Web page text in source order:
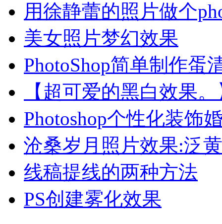
用徐静蕾的照片做个
美女照片梦幻效果
PhotoShop简单制作蛋
【超可爱的黑白效果
Photoshop个性化装饰
沧桑岁月照片效果:泛
线稿提线的两种方法
PS创建雾化效果